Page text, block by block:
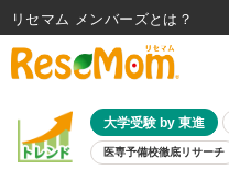
大学受験 by 東進
医専予備校徹底リサーチ
リセマム メンバーズ